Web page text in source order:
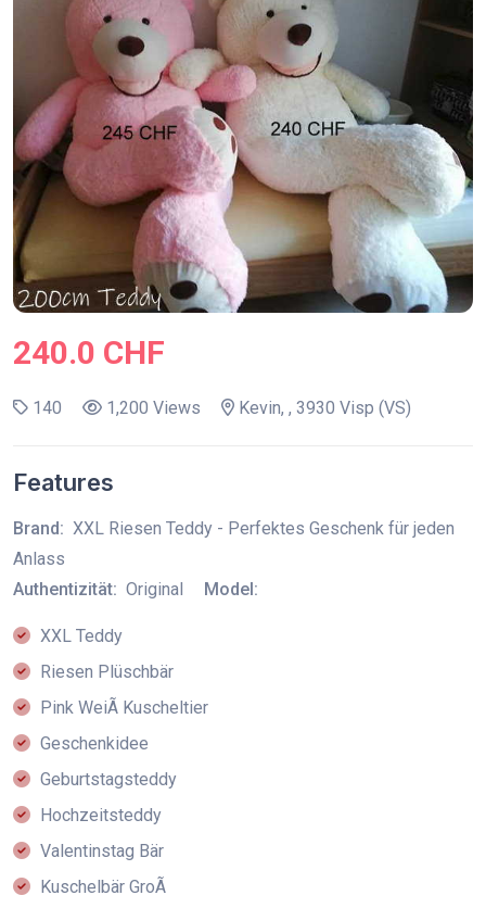
240.0 CHF
140 1,200 Views Kevin, , 3930 Visp (VS)
Features
Brand: XXL Riesen Teddy - Perfektes Geschenk für jeden
Anlass
Authentizität: Original Model:
XXL Teddy
Riesen Plüschbär
Pink WeiÃ Kuscheltier
Geschenkidee
Geburtstagsteddy
Hochzeitsteddy
Valentinstag Bär
Kuschelbär GroÃ